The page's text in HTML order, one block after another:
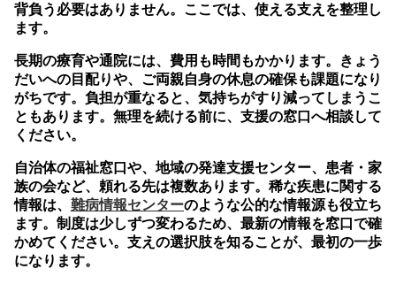
背負う必要はありません。ここでは、使える支えを整理し
ます。
長期の療育や通院には、費用も時間もかかります。きょう
だいへの目配りや、ご両親自身の休息の確保も課題になり
がちです。負担が重なると、気持ちがすり減ってしまうこ
ともあります。無理を続ける前に、支援の窓口へ相談して
ください。
自治体の福祉窓口や、地域の発達支援センター、患者・家
族の会など、頼れる先は複数あります。稀な疾患に関する
情報は、 難病情報センターのような公的な情報源も役立ち
ます。制度は少しずつ変わるため、最新の情報を窓口で確
かめてください。支えの選択肢を知ることが、最初の一歩
になります。